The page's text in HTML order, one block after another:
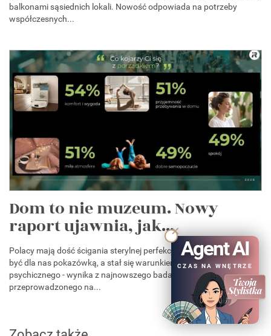
balkonami sąsiednich lokali. Nowość odpowiada na potrzeby
współczesnych...
Dom to nie muzeum. Nowy
raport ujawnia, jak...
Polacy mają dość ścigania sterylnej perfekcji. Czysty dom przestał
być dla nas pokazówką, a stał się warunkiem zdrowia
psychicznego - wynika z najnowszego badania ABR Sesta
przeprowadzonego na...
Agent AI
CZAS NA WNĘTRZE